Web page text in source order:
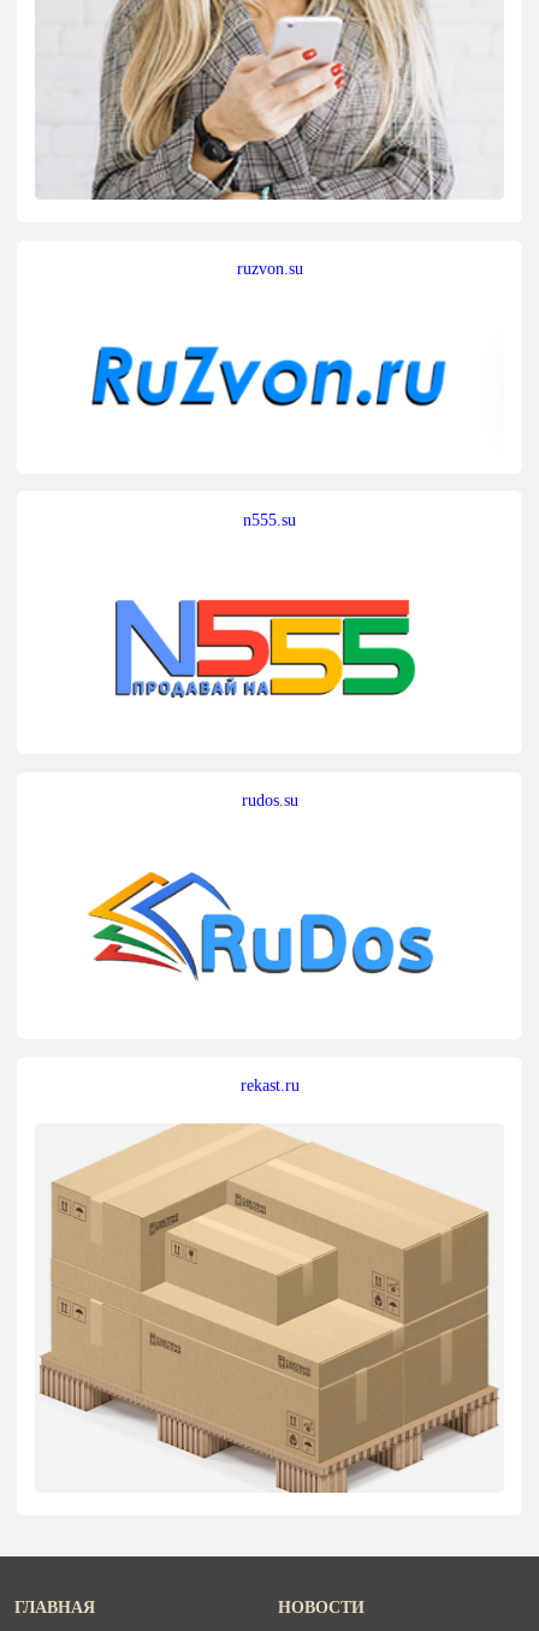
ruzvon.su
n555.su
rudos.su
rekast.ru
ГЛАВНАЯ
НОВОСТИ